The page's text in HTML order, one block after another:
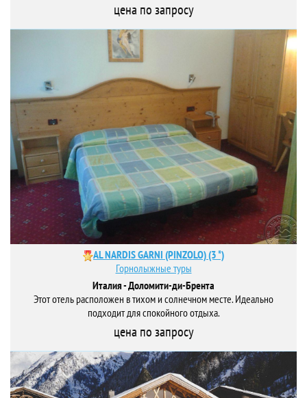
цена по запросу
AL NARDIS GARNI (PINZOLO) (3 *)
Горнолыжные туры
Италия - Доломити-ди-Брента
Этот отель расположен в тихом и солнечном месте. Идеально
подходит для спокойного отдыха.
цена по запросу